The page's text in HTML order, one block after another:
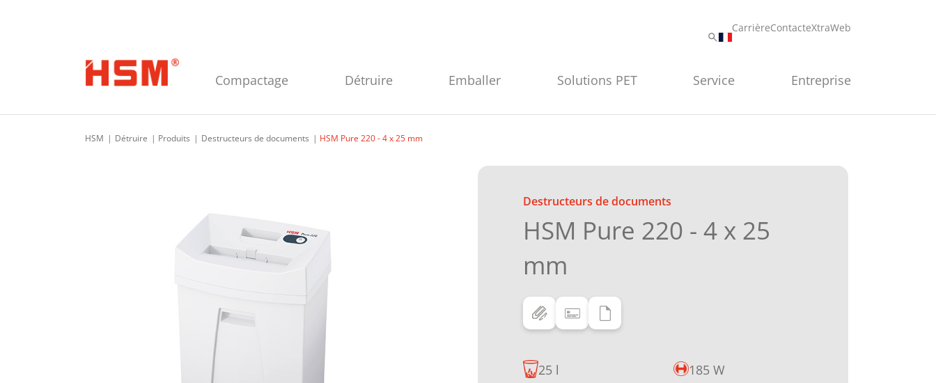
CarrièreContacteXtraWeb
Compactage Détruire Emballer Solutions PET Service Entreprise
HSM Détruire Produits Destructeurs de documents HSM Pure 220 - 4 x 25 mm
Destructeurs de documents
HSM Pure 220 - 4 x 25
mm
25 l 185 W